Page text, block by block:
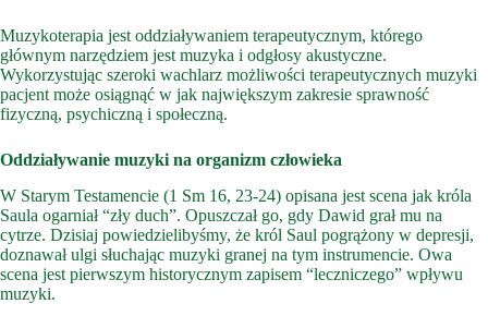
Muzykoterapia jest oddziaływaniem terapeutycznym, którego
głównym narzędziem jest muzyka i odgłosy akustyczne.
Wykorzystując szeroki wachlarz możliwości terapeutycznych muzyki
pacjent może osiągnąć w jak największym zakresie sprawność
fizyczną, psychiczną i społeczną.
Oddziaływanie muzyki na organizm człowieka
W Starym Testamencie (1 Sm 16, 23-24) opisana jest scena jak króla
Saula ogarniał “zły duch”. Opuszczał go, gdy Dawid grał mu na
cytrze. Dzisiaj powiedzielibyśmy, że król Saul pogrążony w depresji,
doznawał ulgi słuchając muzyki granej na tym instrumencie. Owa
scena jest pierwszym historycznym zapisem “leczniczego” wpływu
muzyki.